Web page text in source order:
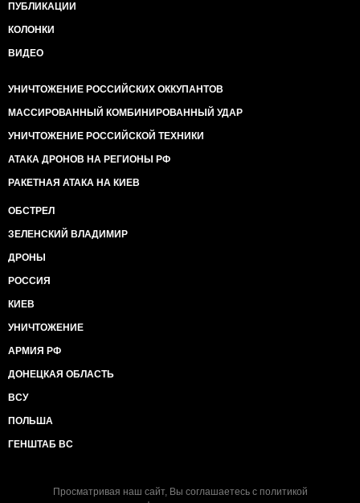
ПУБЛИКАЦИИ
КОЛОНКИ
ВИДЕО
УНИЧТОЖЕНИЕ РОССИЙСКИХ ОККУПАНТОВ
МАССИРОВАННЫЙ КОМБИНИРОВАННЫЙ УДАР
УНИЧТОЖЕНИЕ РОССИЙСКОЙ ТЕХНИКИ
АТАКА ДРОНОВ НА РЕГИОНЫ РФ
РАКЕТНАЯ АТАКА НА КИЕВ
ОБСТРЕЛ
ЗЕЛЕНСКИЙ ВЛАДИМИР
ДРОНЫ
РОССИЯ
КИЕВ
УНИЧТОЖЕНИЕ
АРМИЯ РФ
ДОНЕЦКАЯ ОБЛАСТЬ
ВСУ
ПОЛЬША
ГЕНШТАБ ВС
Просматривая наш сайт, Вы соглашаетесь с политикой